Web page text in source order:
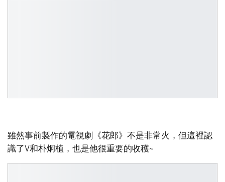
雖然事前製作的電視劇《花郎》不是非常火，但這裡認
識了V和朴炯植，也是他很重要的收穫~